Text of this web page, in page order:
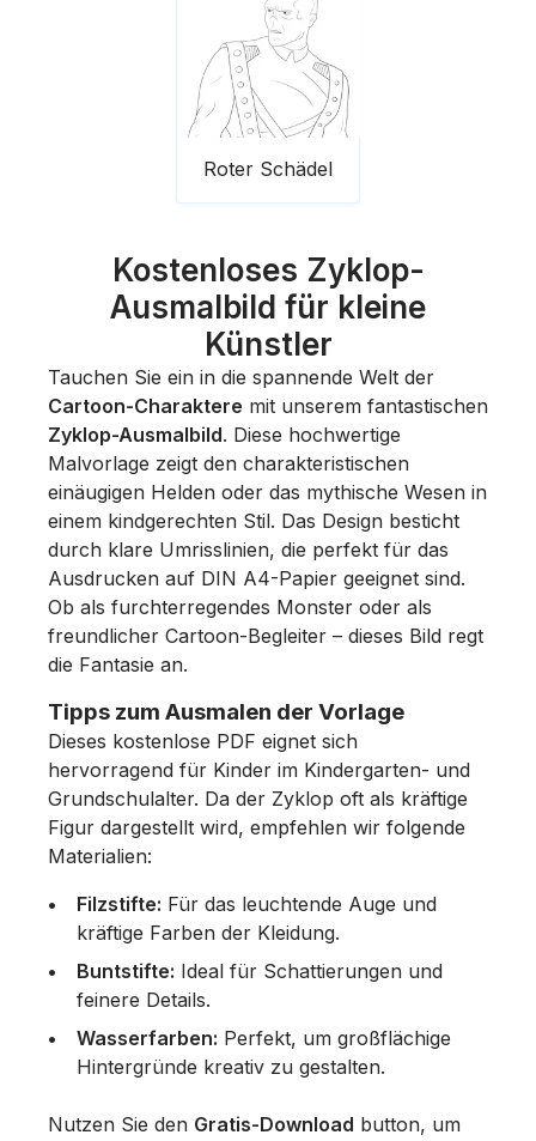
Roter Schädel
Kostenloses Zyklop-
Ausmalbild für kleine
Künstler
Tauchen Sie ein in die spannende Welt der
Cartoon-Charaktere mit unserem fantastischen
Zyklop-Ausmalbild. Diese hochwertige
Malvorlage zeigt den charakteristischen
einäugigen Helden oder das mythische Wesen in
einem kindgerechten Stil. Das Design besticht
durch klare Umrisslinien, die perfekt für das
Ausdrucken auf DIN A4-Papier geeignet sind.
Ob als furchterregendes Monster oder als
freundlicher Cartoon-Begleiter – dieses Bild regt
die Fantasie an.
Tipps zum Ausmalen der Vorlage
Dieses kostenlose PDF eignet sich
hervorragend für Kinder im Kindergarten- und
Grundschulalter. Da der Zyklop oft als kräftige
Figur dargestellt wird, empfehlen wir folgende
Materialien:
Filzstifte: Für das leuchtende Auge und
kräftige Farben der Kleidung.
Buntstifte: Ideal für Schattierungen und
feinere Details.
Wasserfarben: Perfekt, um großflächige
Hintergründe kreativ zu gestalten.
Nutzen Sie den Gratis-Download button, um